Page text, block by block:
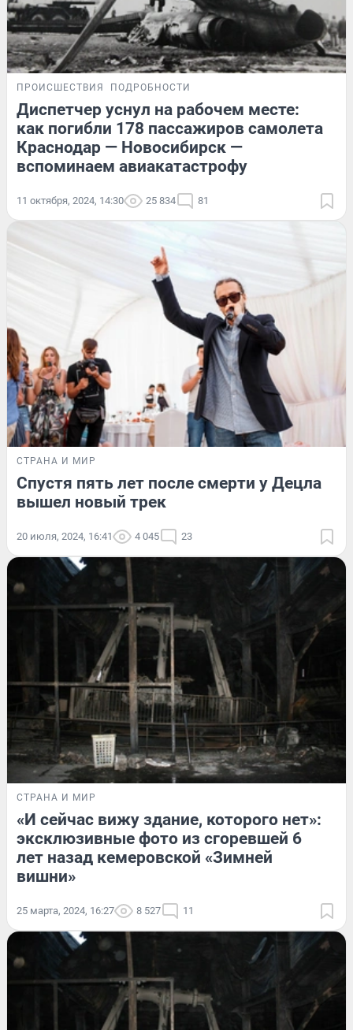
ПРОИСШЕСТВИЯ ПОДРОБНОСТИ
Диспетчер уснул на рабочем месте:
как погибли 178 пассажиров самолета
Краснодар — Новосибирск —
вспоминаем авиакатастрофу
11 октября, 2024, 14:30 25 834 81
СТРАНА И МИР
Спустя пять лет после смерти у Децла
вышел новый трек
20 июля, 2024, 16:41 4 045 23
СТРАНА И МИР
«И сейчас вижу здание, которого нет»:
эксклюзивные фото из сгоревшей 6
лет назад кемеровской «Зимней
вишни»
25 марта, 2024, 16:27 8 527 11